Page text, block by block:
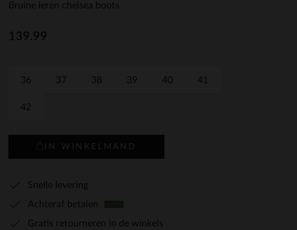
Bruine leren chelsea boots
139.99
36 37 38 39 40 41
42
IN WINKELMAND
Snelle levering
Achteraf betalen
Gratis retourneren in de winkels